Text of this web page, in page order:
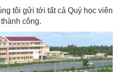
tôi gửi tới tất cả Quý học viên
công.